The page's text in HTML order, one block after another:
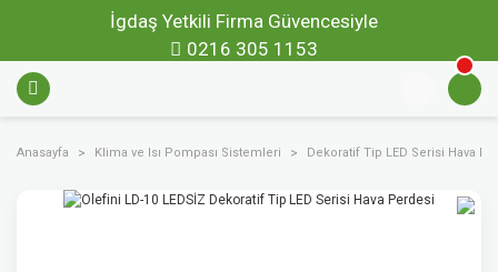
İgdaş Yetkili Firma Güvencesiyle
0216 305 1153
Anasayfa Klima ve Isı Pompası Sistemleri Dekoratif Tip LED Serisi Hava